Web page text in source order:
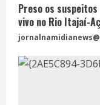
Preso os
vivo no Rio Itajaí-